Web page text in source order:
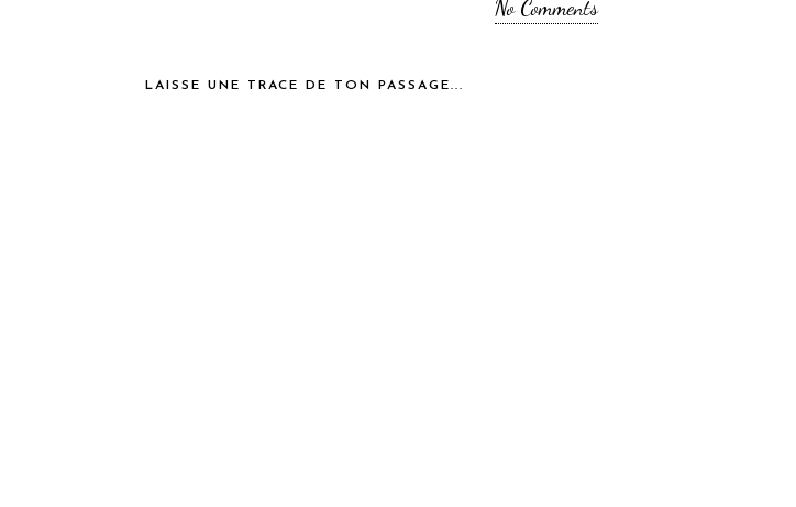
No Comments
LAISSE UNE TRACE DE TON PASSAGE...